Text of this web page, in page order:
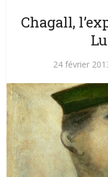
Chagall,
24 février